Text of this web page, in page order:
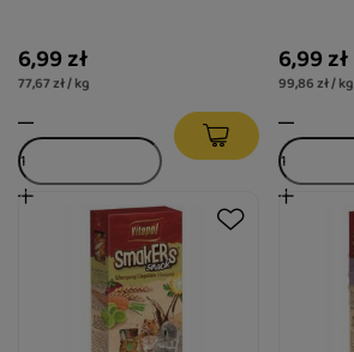
6,99 zł
77,67 zł / kg
6,99 zł
99,86 zł / kg